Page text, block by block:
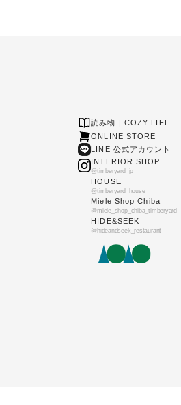
読み物 | COZY LIFE
ONLINE STORE
LINE 公式アカウント
INTERIOR SHOP
@timberyard_jp
HOUSE
@timberyard_house
Miele Shop Chiba
@miele_shop_chiba_timberyard
HIDE&SEEK
@hideandseek_restaurant